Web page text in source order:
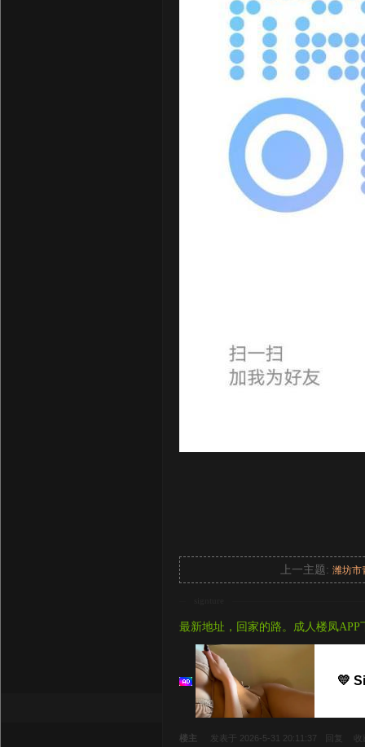
上一主题:潍坊市
最新地址，回家的路。成人楼凤APP
💛
楼主 发表于 2026-5-31 20:11:37 回复